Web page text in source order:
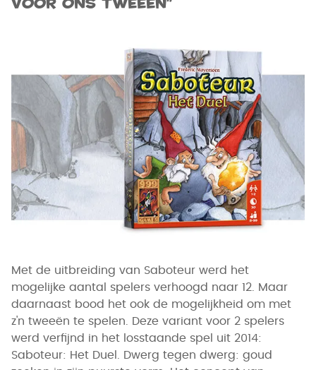
Met de uitbreiding van Saboteur werd het
mogelijke aantal spelers verhoogd naar 12. Maar
daarnaast bood het ook de mogelijkheid om met
z'n tweeën te spelen. Deze variant voor 2 spelers
werd verfijnd in het losstaande spel uit 2014:
Saboteur: Het Duel. Dwerg tegen dwerg: goud